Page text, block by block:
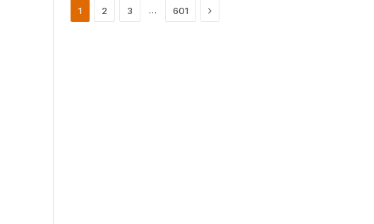
1 2 3 … 601 Next